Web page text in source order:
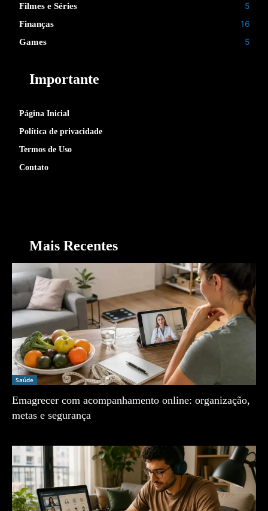
Filmes e Séries 5
Finanças 16
Games 5
Importante
Página Inicial
Política de privacidade
Termos de Uso
Contato
Mais Recentes
Saúde
Emagrecer com acompanhamento online: organização,
metas e segurança